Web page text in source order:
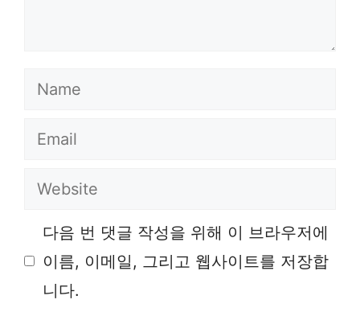
Name
Email
Website
다음 번 댓글 작성을 위해 이 브라우저에
이름, 이메일, 그리고 웹사이트를 저장합
니다.